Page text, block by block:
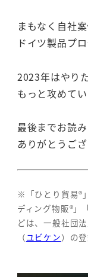
まもなく自社
ドイツ製品プ
2023年はやり
もっと攻めてい
最後までお読
ありがとうご
※「ひとり貿易®
ディング物販®」
どは、一般社団
（ユビケン）の